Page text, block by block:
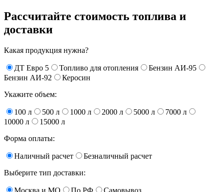
Рассчитайте стоимость топлива и
доставки
Какая продукция нужна?
ДТ Евро 5 Топливо для отопления
Бензин АИ-95
Бензин АИ-92
Керосин
Укажите объем:
100 л 500 л 1000 л 2000 л 5000 л
7000 л
10000 л
15000 л
Форма оплаты:
Наличный расчет
Безналичный расчет
Выберите тип доставки:
Москва и МО По РФ Самовывоз